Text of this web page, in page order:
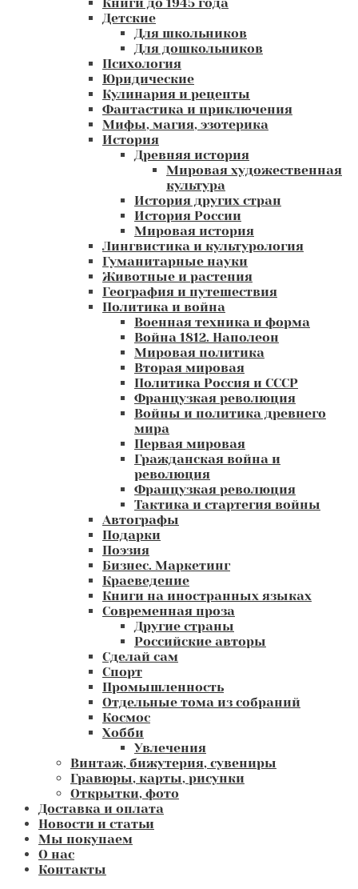
Детские
Для школьников
Для дошкольников
Психология
Юридические
Кулинария и рецепты
Фантастика и приключения
Мифы, магия, эзотерика
История
Древняя история
Мировая художественная
культура
История других стран
История России
Мировая история
Лингвистика и культурология
Гуманитарные науки
Животные и растения
География и путешествия
Политика и война
Военная техника и форма
Война 1812. Наполеон
Мировая политика
Вторая мировая
Политика Россия и СССР
Французкая революция
Войны и политика древнего
мира
Первая мировая
Гражданская война и
революция
Французкая революция
Тактика и стартегия войны
Автографы
Подарки
Поэзия
Бизнес. Маркетинг
Краеведение
Книги на иностранных языках
Современная проза
Другие страны
Российские авторы
Сделай сам
Спорт
Промышленность
Отдельные тома из собраний
Космос
Хобби
Увлечения
Винтаж, бижутерия, сувениры
Гравюры, карты, рисунки
Открытки, фото
Доставка и оплата
Новости и статьи
Мы покупаем
О нас
Контакты